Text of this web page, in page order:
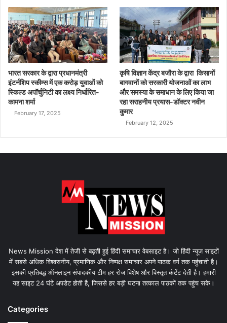
भारत सरकार के द्वारा प्रधानमंत्री
इंटर्नशिप स्कीम्स में एक करोड़ युवाओं को
स्किल्ड अपॉर्चुनिटी का लक्ष्य निर्धारित-
कामना शर्मा
February 17, 2025
कृषि विज्ञान केंद्र बजौरा के द्वारा किसानों
बागवानों को सरकारी योजनाओं का लाभ
और समस्या के समाधान के लिए किया जा
रहा सराहनीय प्रयास-डॉक्टर नवीन
कुमार
February 12, 2025
News Mission देश में तेजी से बढ़ती हुई हिंदी समाचार वेबसाइट है। जो हिंदी न्यूज साइटों
में सबसे अधिक विश्वसनीय, प्रमाणिक और निष्पक्ष समाचार अपने पाठक वर्ग तक पहुंचाती है।
इसकी प्रतिबद्ध ऑनलाइन संपादकीय टीम हर रोज विशेष और विस्तृत कंटेंट देती है। हमारी
यह साइट 24 घंटे अपडेट होती है, जिससे हर बड़ी घटना तत्काल पाठकों तक पहुंच सके।
Categories